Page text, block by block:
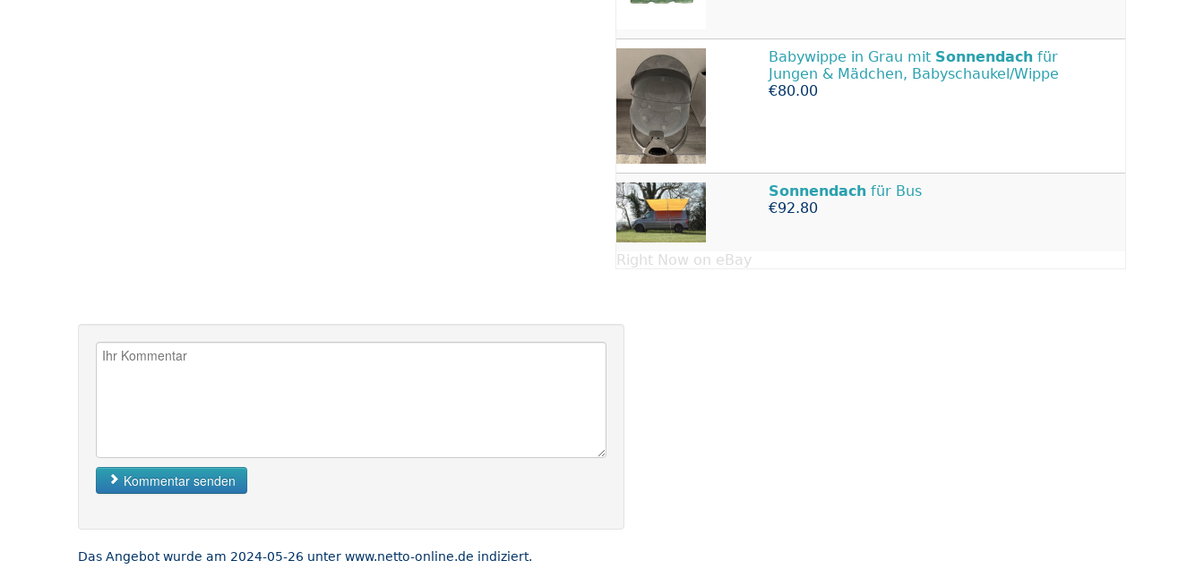
Babywippe in Grau mit Sonnendach für
Jungen & Mädchen, Babyschaukel/Wippe
€80.00
Sonnendach für Bus
€92.80
Right Now on eBay
Kommentar senden
Das Angebot wurde am 2024-05-26 unter www.netto-online.de indiziert.